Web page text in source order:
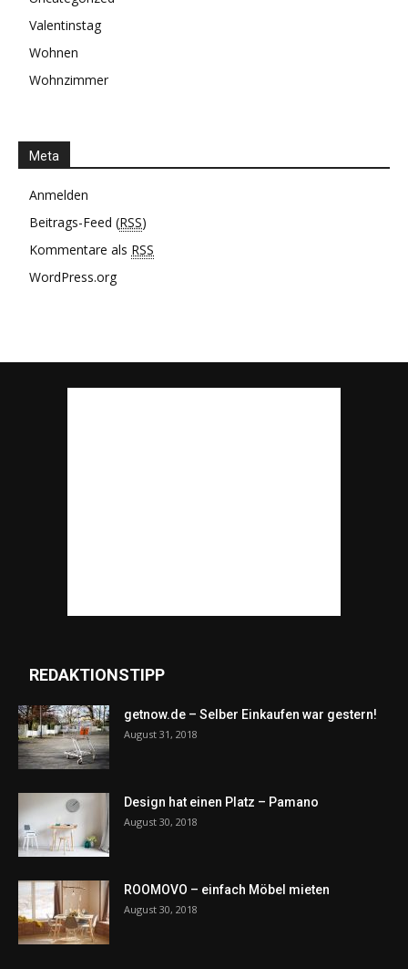
Valentinstag
Wohnen
Wohnzimmer
Meta
Anmelden
Beitrags-Feed (RSS)
Kommentare als RSS
WordPress.org
REDAKTIONSTIPP
getnow.de – Selber Einkaufen war gestern!
August 31, 2018
Design hat einen Platz – Pamano
August 30, 2018
ROOMOVO – einfach Möbel mieten
August 30, 2018